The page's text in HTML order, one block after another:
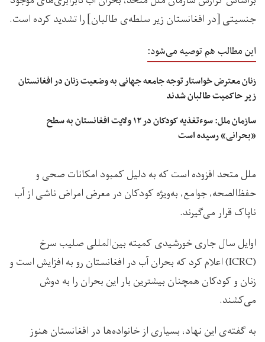
جنسیتی [در افغانستان زیر سلطه‌ی طالبان] را تشدید کرده است.
این مطالب هم توصیه می‌شود:
زنان معترض خواستار توجه جامعه جهانی به وضعیت زنان در افغانستان
زیر حاکمیت طالبان شدند
سازمان ملل: سوءتغذیه کودکان در ۱۲ ولایت‌ افغانستان به سطح
«بحرانی» رسیده است
ملل متحد افزوده است که به دلیل کمبود امکانات صحی و
حفظ‌الصحه، جوامع، به‌ویژه کودکان در معرض امراض ناشی از آب
ناپاک قرار می‌گیرند.
اوایل سال جاری خورشیدی کمیته بین‌المللی صلیب سرخ
(ICRC) اعلام کرد که بحران آب در افغانستان رو به افزایش است و
زنان و کودکان همچنان بیشترین بار این بحران را به دوش
می‌کشند.
به گفته‌ی این نهاد، بسیاری از خانواده‌ها در افغانستان هنوز